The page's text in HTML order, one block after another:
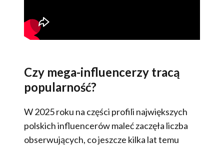
Czy mega-influencerzy tracą
popularność?
W 2025 roku na części profili największych
polskich influencerów maleć zaczęła liczba
obserwujących, co jeszcze kilka lat temu